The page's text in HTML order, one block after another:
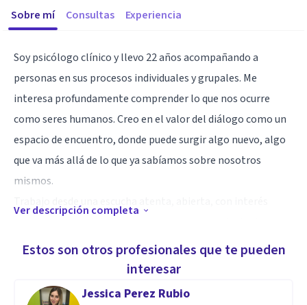
Sobre mí Consultas Experiencia
Soy psicólogo clínico y llevo 22 años acompañando a
personas en sus procesos individuales y grupales. Me
interesa profundamente comprender lo que nos ocurre
como seres humanos. Creo en el valor del diálogo como un
espacio de encuentro, donde puede surgir algo nuevo, algo
que va más allá de lo que ya sabíamos sobre nosotros
mismos.
confianza donde puedas expresarte libremente.
Mi práctica clínica se basa principalmente en el
Ver descripción completa
Estos son otros profesionales que te pueden
interesar
Jessica Perez Rubio